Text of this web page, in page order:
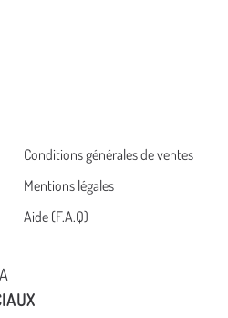
Conditions générales de ventes
Mentions légales
Aide (F.A.Q)